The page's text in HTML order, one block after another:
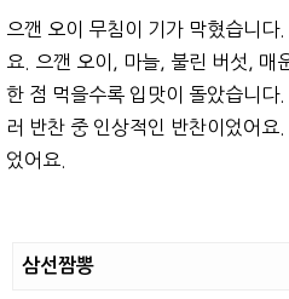
으깬 오이 무침이 기가 막혔습니다
요. 으깬 오이, 마늘, 불린 버섯, 매
한 점 먹을수록 입맛이 돌았습니다
러 반찬 중 인상적인 반찬이었어요
었어요.
삼선짬뽕